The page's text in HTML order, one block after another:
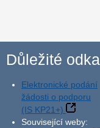
Důležité
Elektronické podání
žádosti o podporu
(IS KP21+)
Související weby: